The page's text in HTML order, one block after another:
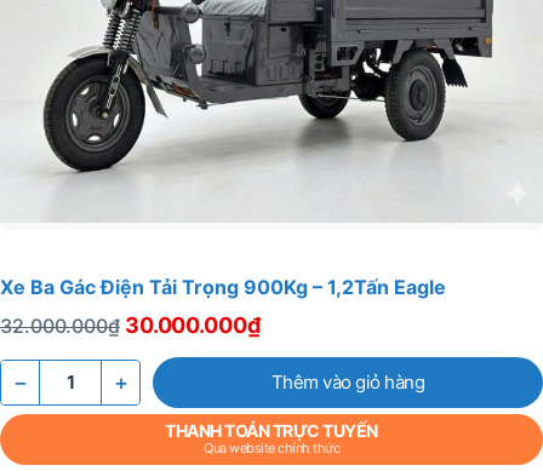
Xe Ba Gác Điện Tải Trọng 900Kg – 1,2Tấn Eagle
32.000.000₫ Giá
là:
32.000.000₫.
30.000.000₫Giá
hiện
tại
là:
30.000.000₫.
−
Xe
Ba
Gác
+ Thêm vào giỏ hàng
THANH TOÁN TRỰC TUYẾN
Qua website chính thức